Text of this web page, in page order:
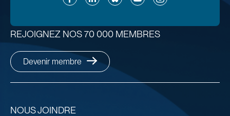
NOUS JOINDRE
REJOIGNEZ NOS 70 000 MEMBRES
Devenir membre